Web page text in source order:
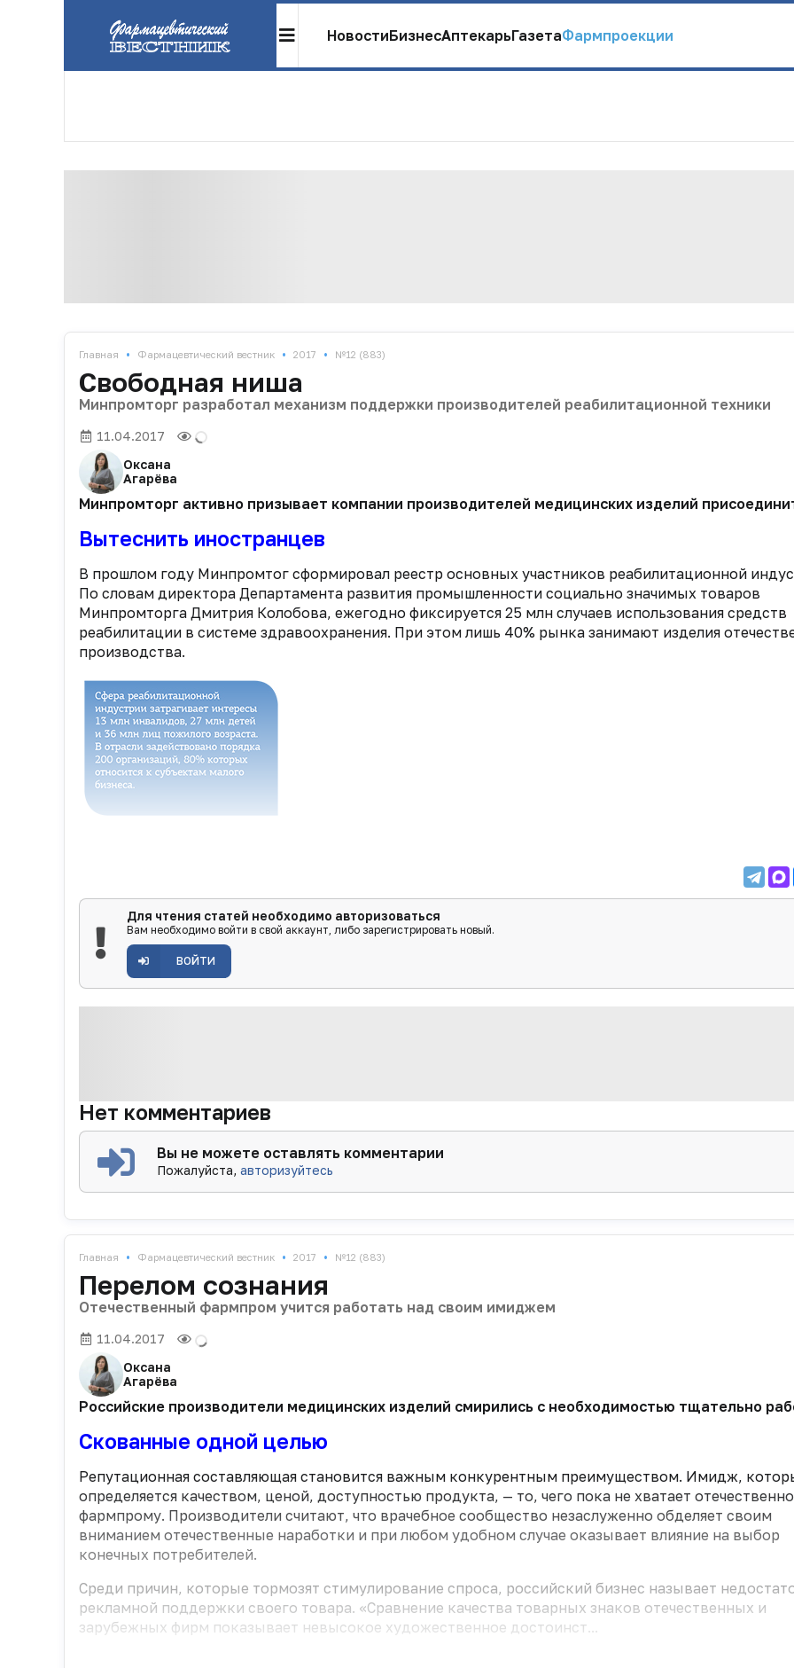
НовостиБизнесАптекарьГазетаФармпроекции
Главная • Фармацевтический вестник • 2017 • №12 (883)
Свободная ниша
Минпромторг разработал механизм поддержки производителей реабилитационной техники
11.04.2017
Оксана
Агарёва
Минпромторг активно призывает компании производителей медицинских изделий
Вытеснить иностранцев
В прошлом году Минпромтог сформировал реестр основных участников реабилитационной
По словам директора Департамента развития промышленности социально значимых товаров
Минпромторга Дмитрия Колобова, ежегодно фиксируется 25 млн случаев использования средств
реабилитации в системе здравоохранения. При этом лишь 40% рынка занимают изделия
производства.
Для чтения статей необходимо авторизоваться
Вам необходимо войти в свой аккаунт, либо зарегистрировать новый.
ВОЙТИ
Нет комментариев
Вы не можете оставлять комментарии
Пожалуйста,авторизуйтесь
Главная • Фармацевтический вестник • 2017 • №12 (883)
Перелом сознания
Отечественный фармпром учится работать над своим имиджем
11.04.2017
Оксана
Агарёва
Российские производители медицинских изделий смирились с необходимостью тщательно
Скованные одной целью
Репутационная составляющая становится важным конкурентным преимуществом. Имидж,
определяется качеством, ценой, доступностью продукта, — то, чего пока не хватает
фармпрому. Производители считают, что врачебное сообщество незаслуженно обделяет своим
вниманием отечественные наработки и при любом удобном случае оказывает влияние на выбор
конечных потребителей.
Среди причин, которые тормозят стимулирование спроса, российский бизнес называет
рекламной поддержки своего товара. «Сравнение качества товарных знаков отечественных и
зарубежных фирм показывает невысокое художественное достоинст...